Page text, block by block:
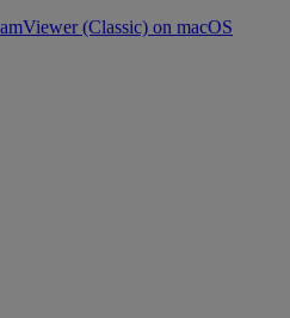
(Classic) on macOS